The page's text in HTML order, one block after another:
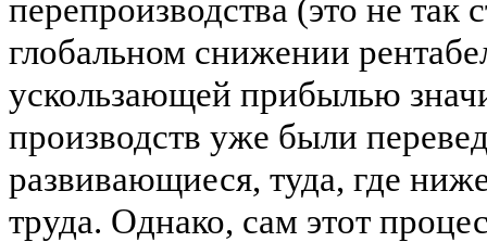
перепроизводства (это не
глобальном снижении
ускользающей прибылью
производств уже были
развивающиеся, туда, где
труда. Однако, сам этот